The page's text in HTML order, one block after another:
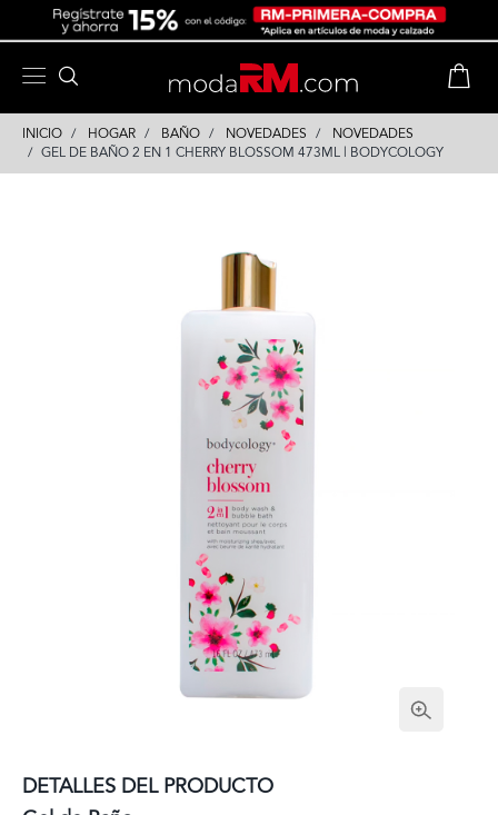
INICIO HOGAR BAÑO NOVEDADES
NOVEDADES
GEL DE BAÑO 2 EN 1 CHERRY BLOSSOM 473ML | BODYCOLOGY
DETALLES DEL PRODUCTO